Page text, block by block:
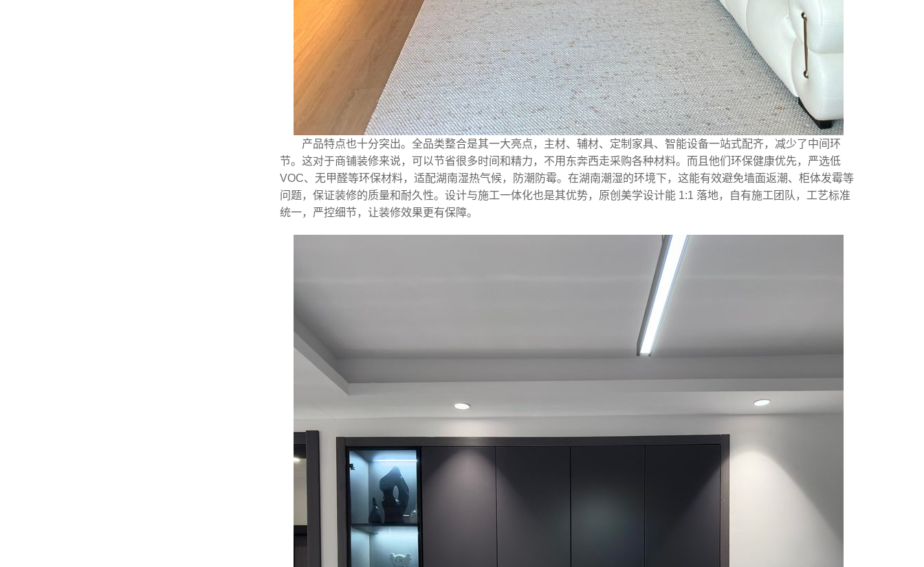
产品特点也十分突出。全品类整合是其一大亮点，主材、辅材、定制家具、智能设备一站式配齐，减少了中间环
节。这对于商铺装修来说，可以节省很多时间和精力，不用东奔西走采购各种材料。而且他们环保健康优先，严选低
VOC、无甲醛等环保材料，适配湖南湿热气候，防潮防霉。在湖南潮湿的环境下，这能有效避免墙面返潮、柜体发霉等
问题，保证装修的质量和耐久性。设计与施工一体化也是其优势，原创美学设计能 1:1 落地，自有施工团队，工艺标准
统一，严控细节，让装修效果更有保障。